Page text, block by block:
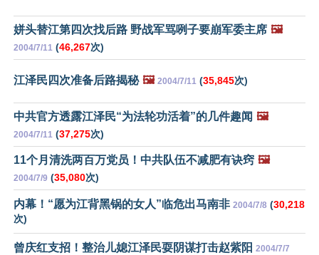
姘头替江第四次找后路 野战军骂咧子要崩军委主席 🖼️
2004/7/11 (46,267次)
江泽民四次准备后路揭秘 🖼️ 2004/7/11 (35,845次)
中共官方透露江泽民“为法轮功活着”的几件趣闻 🖼️
2004/7/11 (37,275次)
11个月清洗两百万党员！中共队伍不减肥有诀窍 🖼️
2004/7/9 (35,080次)
内幕！“愿为江背黑锅的女人”临危出马南非 2004/7/8 (30,218
次)
曾庆红支招！整治儿媳江泽民耍阴谋打击赵紫阳 2004/7/7